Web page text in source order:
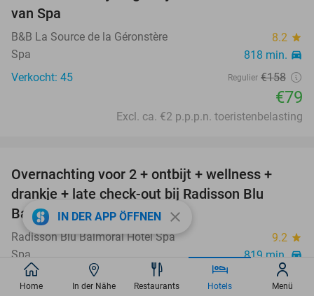
van Spa
B&B La Source de la Géronstère 8.2 star
Spa 818 min. directions_car
Verkocht: 45 Regulier €158
€79
Excl. ca. €2 p.p.p.n. toeristenbelasting
Overnachting voor 2 + ontbijt + wellness +
drankje + late check-out bij Radisson Blu
Balmoral Hotel
Radisson Blu Balmoral Hotel Spa 9.2 star
Spa 819 min. directions_car
Verkocht: 591 €149
IN DER APP ÖFFNEN close
Home In der Nähe Restaurants Hotels Menü